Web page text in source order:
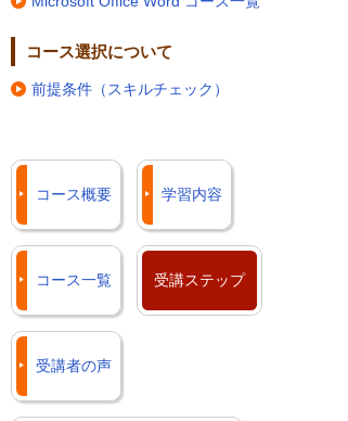
コース選択について
前提条件（スキルチェック）
コース概要 学習内容
コース一覧 受講ステップ
受講者の声